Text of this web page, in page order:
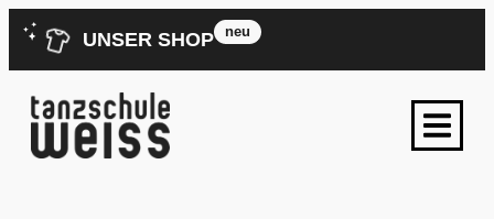
UNSER SHOP neu